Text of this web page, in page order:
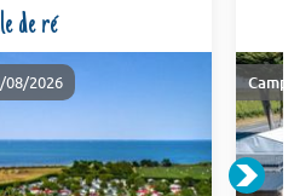
de ré
08/2026